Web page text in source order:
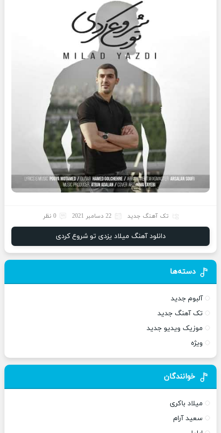
تک آهنگ جدید 22 دسامبر 2021 0 نظر
دانلود آهنگ میلاد یزدی تو شروع کردی
دسته‌ها
آلبوم جدید
تک آهنگ جدید
موزیک ویدیو جدید
ویژه
خوانندگان
میلاد باکری
سعید آرام